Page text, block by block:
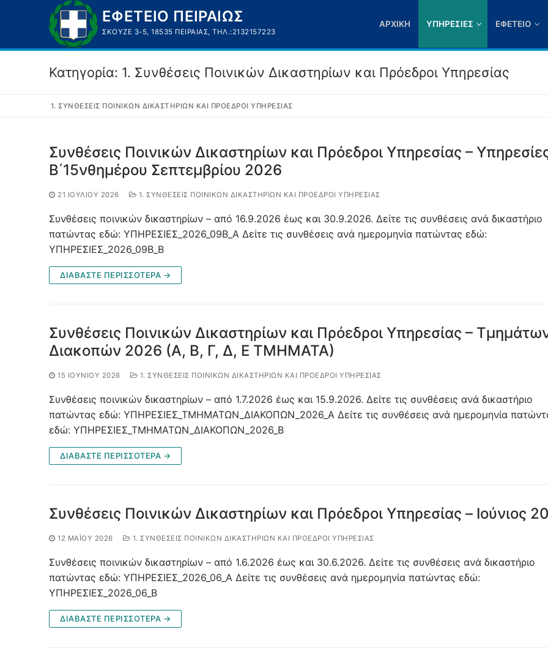
περιεχόμενο
ΕΦΕΤΕΙΟ ΠΕΙΡΑΙΩΣ
ΣΚΟΥΖΈ 3-5, 18535 ΠΕΙΡΑΙΆΣ, ΤΗΛ.:2132157223
ΑΡΧΙΚΉ ΥΠΗΡΕΣΊΕΣ ΕΦΕΤΕΊΟ
Κατηγορία: 1. Συνθέσεις Ποινικών Δικαστηρίων και Πρόεδροι Υπηρεσίας
1. ΣΥΝΘΈΣΕΙΣ ΠΟΙΝΙΚΏΝ ΔΙΚΑΣΤΗΡΊΩΝ ΚΑΙ ΠΡΌΕΔΡΟΙ ΥΠΗΡΕΣΊΑΣ
Συνθέσεις Ποινικών Δικαστηρίων και Πρόεδροι Υπηρεσίας –
Β΄15νθημέρου Σεπτεμβρίου 2026
21 ΙΟΥΛΊΟΥ 2026 1. ΣΥΝΘΈΣΕΙΣ ΠΟΙΝΙΚΏΝ ΔΙΚΑΣΤΗΡΊΩΝ ΚΑΙ ΠΡΌΕΔΡΟΙ ΥΠΗΡΕΣΊΑΣ
Συνθέσεις ποινικών δικαστηρίων – από 16.9.2026 έως και 30.9.2026. Δείτε τις συνθέσεις ανά δικαστήριο
πατώντας εδώ: ΥΠΗΡΕΣΙΕΣ_2026_09Β_Α Δείτε τις συνθέσεις ανά ημερομηνία πατώντας εδώ:
ΥΠΗΡΕΣΙΕΣ_2026_09Β_Β
ΔΙΑΒΑΣΤΕ ΠΕΡΙΣΣΟΤΕΡΑ →
Συνθέσεις Ποινικών Δικαστηρίων και Πρόεδροι Υπηρεσίας –
Διακοπών 2026 (Α, Β, Γ, Δ, Ε ΤΜΗΜΑΤΑ)
15 ΙΟΥΝΊΟΥ 2026 1. ΣΥΝΘΈΣΕΙΣ ΠΟΙΝΙΚΏΝ ΔΙΚΑΣΤΗΡΊΩΝ ΚΑΙ ΠΡΌΕΔΡΟΙ ΥΠΗΡΕΣΊΑΣ
Συνθέσεις ποινικών δικαστηρίων – από 1.7.2026 έως και 15.9.2026. Δείτε τις συνθέσεις ανά δικαστήριο
πατώντας εδώ: ΥΠΗΡΕΣΙΕΣ_ΤΜΗΜΑΤΩΝ_ΔΙΑΚΟΠΩΝ_2026_Α Δείτε τις συνθέσεις ανά ημερομηνία
εδώ: ΥΠΗΡΕΣΙΕΣ_ΤΜΗΜΑΤΩΝ_ΔΙΑΚΟΠΩΝ_2026_Β
ΔΙΑΒΑΣΤΕ ΠΕΡΙΣΣΟΤΕΡΑ →
Συνθέσεις Ποινικών Δικαστηρίων και Πρόεδροι Υπηρεσίας – Ιούνιος
12 ΜΑΪ́ΟΥ 2026 1. ΣΥΝΘΈΣΕΙΣ ΠΟΙΝΙΚΏΝ ΔΙΚΑΣΤΗΡΊΩΝ ΚΑΙ ΠΡΌΕΔΡΟΙ ΥΠΗΡΕΣΊΑΣ
Συνθέσεις ποινικών δικαστηρίων – από 1.6.2026 έως και 30.6.2026. Δείτε τις συνθέσεις ανά δικαστήριο
πατώντας εδώ: ΥΠΗΡΕΣΙΕΣ_2026_06_A Δείτε τις συνθέσεις ανά ημερομηνία πατώντας εδώ:
ΥΠΗΡΕΣΙΕΣ_2026_06_Β
ΔΙΑΒΑΣΤΕ ΠΕΡΙΣΣΟΤΕΡΑ →